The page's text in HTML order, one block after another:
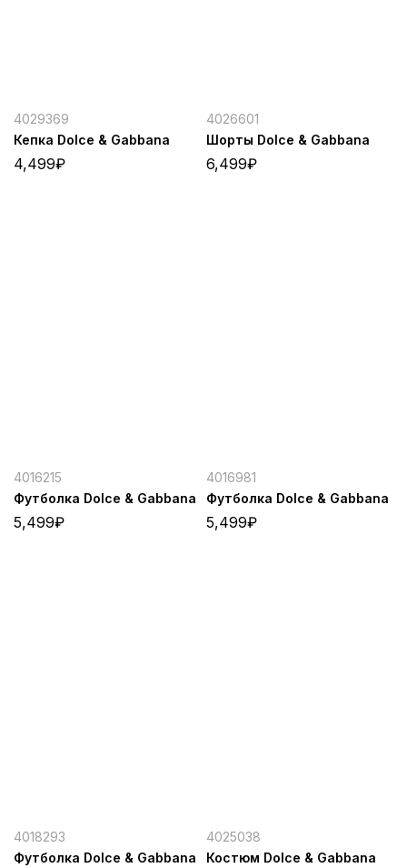
4029369
Кепка Dolce & Gabbana
4,499₽
4026601
Шорты Dolce & Gabbana
6,499₽
4016215
Футболка Dolce & Gabbana
5,499₽
4016981
Футболка Dolce & Gabbana
5,499₽
4018293
Футболка Dolce & Gabbana
4025038
Костюм Dolce & Gabbana